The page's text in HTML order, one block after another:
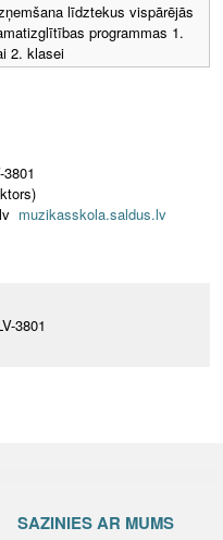
līdztekus vispārējās
programmas 1.
2. klasei
muzikasskola.saldus.lv
3801
SAZINIES AR MUMS